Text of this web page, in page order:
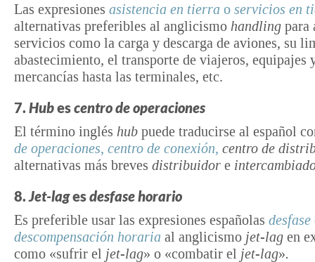
Las expresiones asistencia en tierra o servicios en
alternativas preferibles al anglicismo handling para
servicios como la carga y descarga de aviones, su
abastecimiento, el transporte de viajeros, equipajes
mercancías hasta las terminales, etc.
7. Hubescentro de operaciones
El término inglés hub puede traducirse al español
de operaciones, centro de conexión, centro de
alternativas más breves distribuidor e
8.Jet-lagesdesfase horario
Es preferible usar las expresiones españolas desfase
descompensación horaria al anglicismo jet-lag en
como «sufrir el jet-lag» o «combatir el jet-lag».